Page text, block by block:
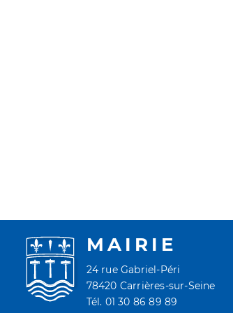
MAIRIE
24 rue Gabriel-Péri
78420 Carrières-sur-Seine
Tél. 01 30 86 89 89